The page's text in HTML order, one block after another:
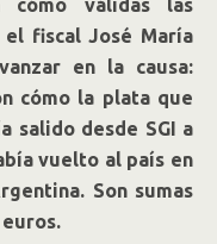
cómo válidas las
el fiscal José María
en la causa:
cómo la plata que
salido desde SGI a
vuelto al país en
Son sumas